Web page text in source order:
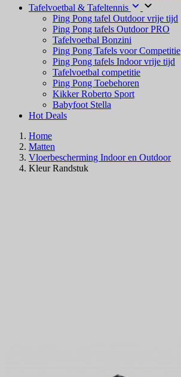
Tafelvoetbal & Tafeltennis
Ping Pong tafel Outdoor vrije tijd
Ping Pong tafels Outdoor PRO
Tafelvoetbal Bonzini
Ping Pong Tafels voor Competitie
Ping Pong tafels Indoor vrije tijd
Tafelvoetbal competitie
Ping Pong Toebehoren
Kikker Roberto Sport
Babyfoot Stella
Hot Deals
Home
Matten
Vloerbescherming Indoor en Outdoor
Kleur Randstuk